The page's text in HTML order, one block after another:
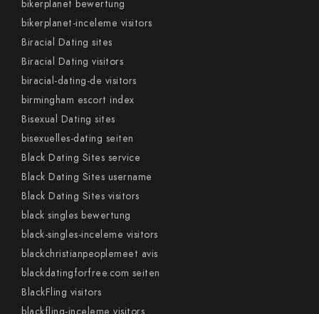
bikerplanet bewertung
bikerplanet-inceleme visitors
Biracial Dating sites
Biracial Dating visitors
biracial-dating-de visitors
birmingham escort index
Bisexual Dating sites
bisexuelles-dating seiten
Black Dating Sites service
Black Dating Sites username
Black Dating Sites visitors
black singles bewertung
black-singles-inceleme visitors
blackchristianpeoplemeet avis
blackdatingforfree.com seiten
BlackFling visitors